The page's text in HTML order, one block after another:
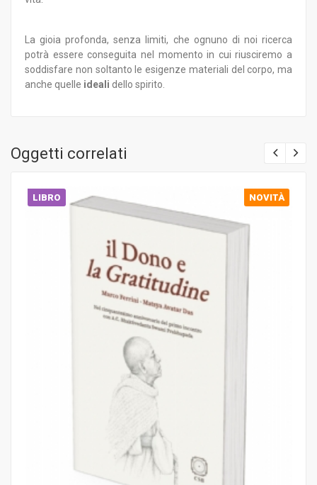
La gioia profonda, senza limiti, che ognuno di noi ricerca
potrà essere conseguita nel momento in cui riusciremo a
soddisfare non soltanto le esigenze materiali del corpo, ma
anche quelle ideali dello spirito.
Oggetti correlati
LIBRO NOVITÀ